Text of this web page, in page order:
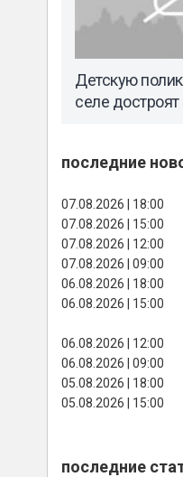
Детскую
селе достроят
последние
07.08.2026 | 18:00
07.08.2026 | 15:00
07.08.2026 | 12:00
07.08.2026 | 09:00
06.08.2026 | 18:00
06.08.2026 | 15:00
06.08.2026 | 12:00
06.08.2026 | 09:00
05.08.2026 | 18:00
05.08.2026 | 15:00
последние